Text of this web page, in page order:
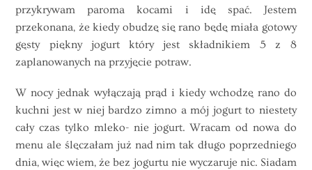
przykrywam paroma kocami i idę spać. Jestem
przekonana, że kiedy obudzę się rano będę miała gotowy
gęsty piękny jogurt który jest składnikiem 5 z 8
zaplanowanych na przyjęcie potraw.
W nocy jednak wyłączają prąd i kiedy wchodzę rano do
kuchni jest w niej bardzo zimno a mój jogurt to niestety
cały czas tylko mleko- nie jogurt. Wracam od nowa do
menu ale ślęczałam już nad nim tak długo poprzedniego
dnia, więc wiem, że bez jogurtu nie wyczaruje nic. Siadam